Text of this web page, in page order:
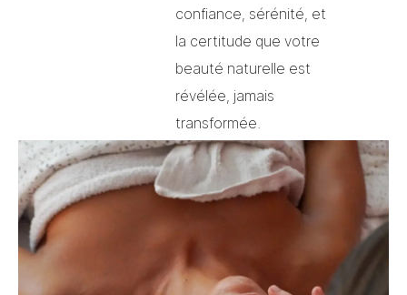
confiance, sérénité, et
la certitude que votre
beauté naturelle est
révélée, jamais
transformée.